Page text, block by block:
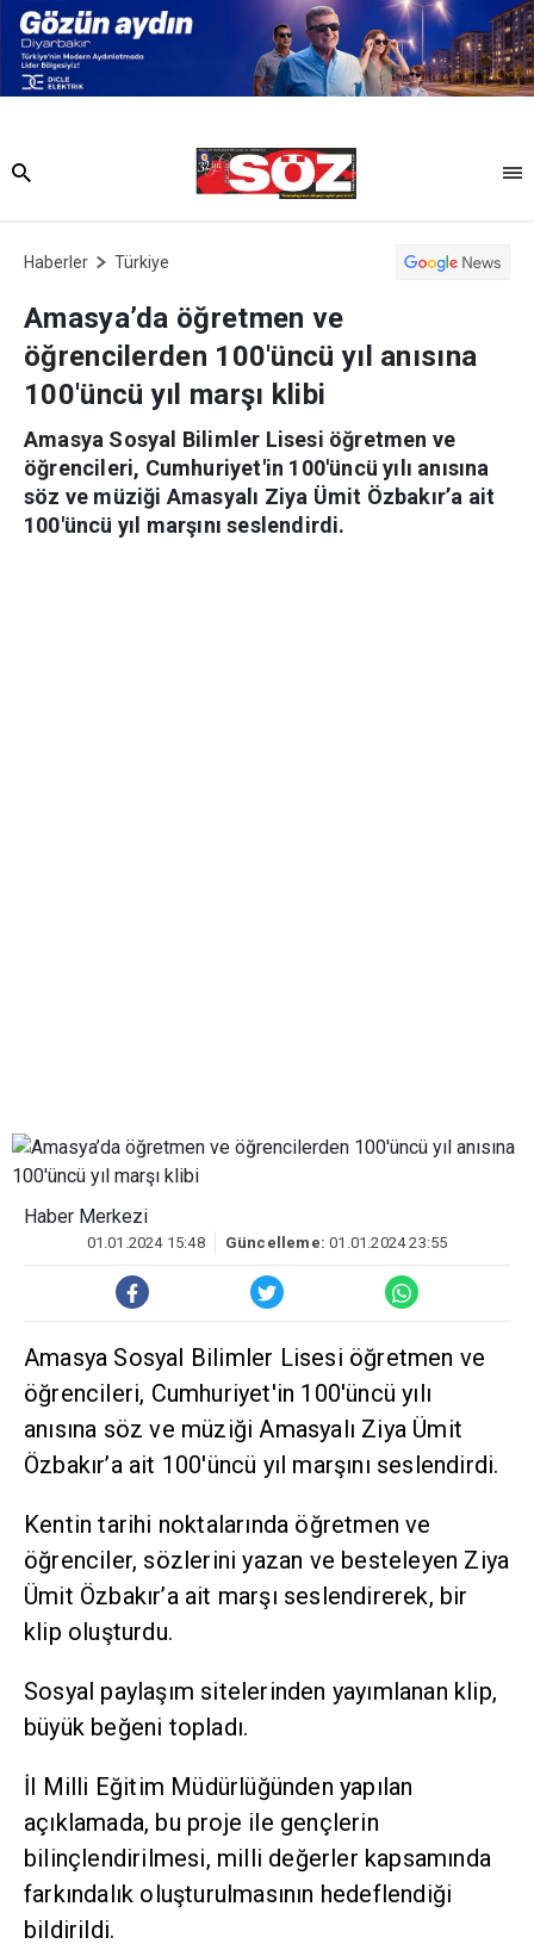
Haberler Türkiye
Amasya’da öğretmen ve
öğrencilerden 100'üncü yıl anısına
100'üncü yıl marşı klibi
Amasya Sosyal Bilimler Lisesi öğretmen ve
öğrencileri, Cumhuriyet'in 100'üncü yılı anısına
söz ve müziği Amasyalı Ziya Ümit Özbakır’a ait
100'üncü yıl marşını seslendirdi.
Haber Merkezi
01.01.2024 15:48 Güncelleme: 01.01.2024 23:55
Amasya Sosyal Bilimler Lisesi öğretmen ve
öğrencileri, Cumhuriyet'in 100'üncü yılı
anısına söz ve müziği Amasyalı Ziya Ümit
Özbakır’a ait 100'üncü yıl marşını seslendirdi.
Kentin tarihi noktalarında öğretmen ve
öğrenciler, sözlerini yazan ve besteleyen Ziya
Ümit Özbakır’a ait marşı seslendirerek, bir
klip oluşturdu.
Sosyal paylaşım sitelerinden yayımlanan klip,
büyük beğeni topladı.
İl Milli Eğitim Müdürlüğünden yapılan
açıklamada, bu proje ile gençlerin
bilinçlendirilmesi, milli değerler kapsamında
farkındalık oluşturulmasının hedeflendiği
bildirildi.